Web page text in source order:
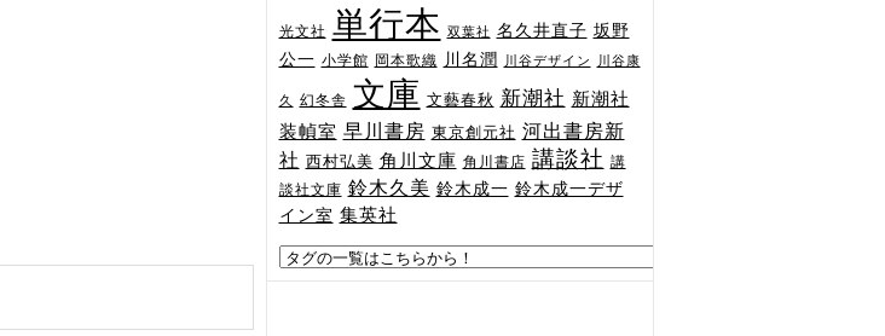
光文社 単行本 双葉社 名久井直子 坂野
公一 小学館 岡本歌織 川名潤 川谷デザイン 川谷康
久 幻冬舎 文庫 文藝春秋 新潮社 新潮社
装幀室 早川書房 東京創元社 河出書房新
社 西村弘美 角川文庫 角川書店 講談社 講
談社文庫 鈴木久美 鈴木成一 鈴木成一デザ
イン室 集英社